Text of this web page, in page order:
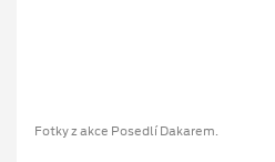
Fotky z akce Posedlí Dakarem.